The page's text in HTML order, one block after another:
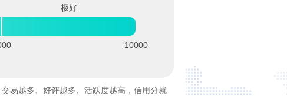
极好
10000
易越多、好评越多、活跃度越高，信用分就